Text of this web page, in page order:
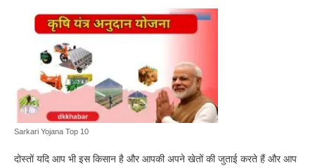
Sarkari Yojana Top 10
दोस्तों यदि आप भी इस किसान है और आपकी अपने खेतों की जुताई करते हैं और आप